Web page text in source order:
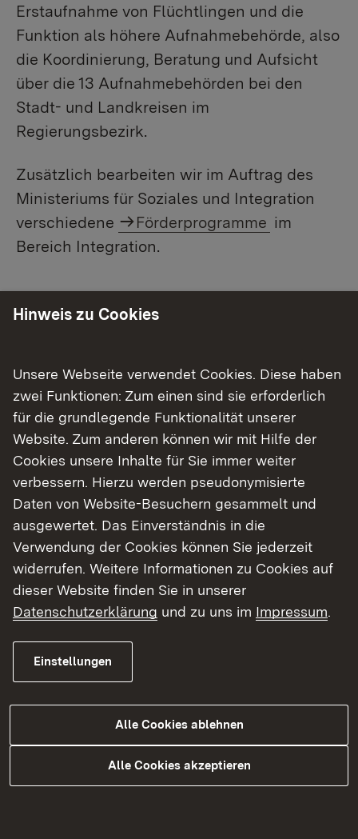
Erstaufnahme von Flüchtlingen und die
Funktion als höhere Aufnahmebehörde, also
die Koordinierung, Beratung und Aufsicht
über die 13 Aufnahmebehörden bei den
Stadt- und Landkreisen im
Regierungsbezirk.
Zusätzlich bearbeiten wir im Auftrag des
Ministeriums für Soziales und Integration
verschiedene
Förderprogramme im
Bereich Integration.
Unsere Aufgaben im Detail
Erstaufnahmeeinrichtungen
Erstaufnahmeeinrichtung (EA) für
Flüchtlinge Giengen an der Brenz
Erstaufnahmeeinrichtung (EA) für
Flüchtlinge Kornwestheim
Notunterkunft (NUK) für Flüchtlinge
Sindelfingen
Höhere Aufnahmebehörde
Flüchtlingsaufnahme in den Stadt- und
Landkreisen
Freiwillige Ausreise
Integration
Ombudswesen für die
Flüchtlingserstaufnahme
Hinweis zu Cookies
Unsere Webseite verwendet Cookies. Diese haben
zwei Funktionen: Zum einen sind sie erforderlich
für die grundlegende Funktionalität unserer
Website. Zum anderen können wir mit Hilfe der
Cookies unsere Inhalte für Sie immer weiter
verbessern. Hierzu werden pseudonymisierte
Daten von Website-Besuchern gesammelt und
ausgewertet. Das Einverständnis in die
Verwendung der Cookies können Sie jederzeit
widerrufen. Weitere Informationen zu Cookies auf
dieser Website finden Sie in unserer
Datenschutzerklärung und zu uns im Impressum.
Einstellungen
Alle Cookies ablehnen
Alle Cookies akzeptieren